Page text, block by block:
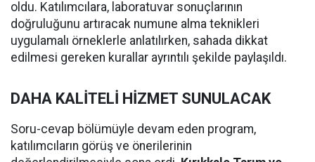
oldu. Katılımcılara, laboratuvar sonuçlarının
doğruluğunu artıracak numune alma teknikleri
uygulamalı örneklerle anlatılırken, sahada dikkat
edilmesi gereken kurallar ayrıntılı şekilde paylaşıldı.
DAHA KALİTELİ HİZMET SUNULACAK
Soru-cevap bölümüyle devam eden program,
katılımcıların görüş ve önerilerinin